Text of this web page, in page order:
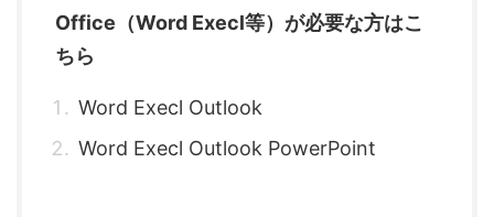
Office（Word Execl等）が必要な方はこ
ちら
Word Execl Outlook
Word Execl Outlook PowerPoint